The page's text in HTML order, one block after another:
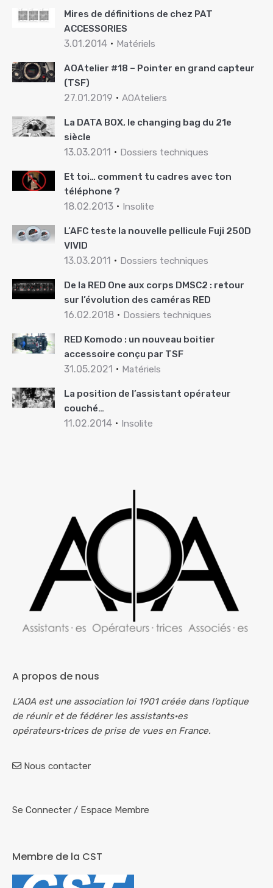
Mires de définitions de chez PAT
ACCESSORIES
3.01.2014 Matériels
AOAtelier #18 – Pointer en grand capteur
(TSF)
27.01.2019 AOAteliers
La DATA BOX, le changing bag du 21e
siècle
13.03.2011 Dossiers techniques
Et toi… comment tu cadres avec ton
téléphone ?
18.02.2013 Insolite
L’AFC teste la nouvelle pellicule Fuji 250D
VIVID
13.03.2011 Dossiers techniques
De la RED One aux corps DMSC2 : retour
sur l’évolution des caméras RED
16.02.2018 Dossiers techniques
RED Komodo : un nouveau boitier
accessoire conçu par TSF
31.05.2021 Matériels
La position de l’assistant opérateur
couché…
11.02.2014 Insolite
A propos de nous
L’AOA est une association loi 1901 créée dans l’optique
de réunir et de fédérer les assistants·es
opérateurs·trices de prise de vues en France.
Nous contacter
Se Connecter / Espace Membre
Membre de la CST